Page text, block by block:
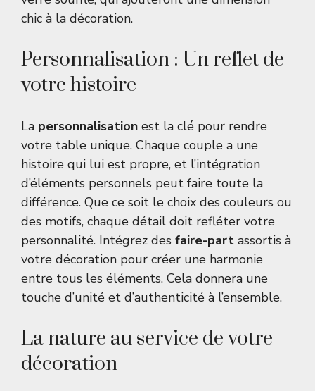
chic à la décoration.
Personnalisation : Un reflet de
votre histoire
La personnalisation est la clé pour rendre
votre table unique. Chaque couple a une
histoire qui lui est propre, et l’intégration
d’éléments personnels peut faire toute la
différence. Que ce soit le choix des couleurs ou
des motifs, chaque détail doit refléter votre
personnalité. Intégrez des faire-part assortis à
votre décoration pour créer une harmonie
entre tous les éléments. Cela donnera une
touche d’unité et d’authenticité à l’ensemble.
La nature au service de votre
décoration